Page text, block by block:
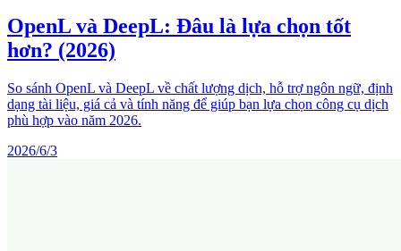
OpenL và DeepL: Đâu là lựa chọn tốt
hơn? (2026)
So sánh OpenL và DeepL về chất lượng dịch, hỗ trợ ngôn ngữ, định
dạng tài liệu, giá cả và tính năng để giúp bạn lựa chọn công cụ dịch
phù hợp vào năm 2026.
2026/6/3